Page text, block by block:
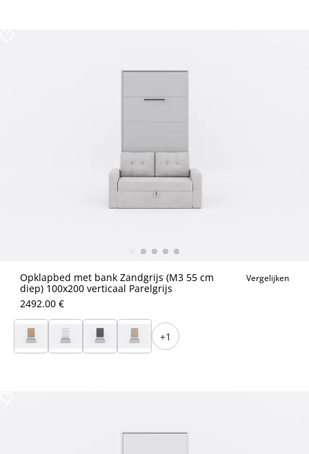
Opklapbed met bank Zandgrijs (M3 55 cm
diep) 100x200 verticaal Parelgrijs
Vergelijken
2492.00 €
+1